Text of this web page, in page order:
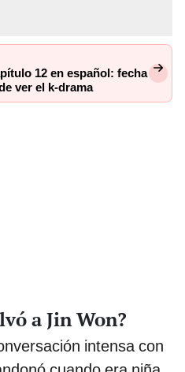
12 en español: fecha
ver el k-drama
a Jin Won?
intensa con